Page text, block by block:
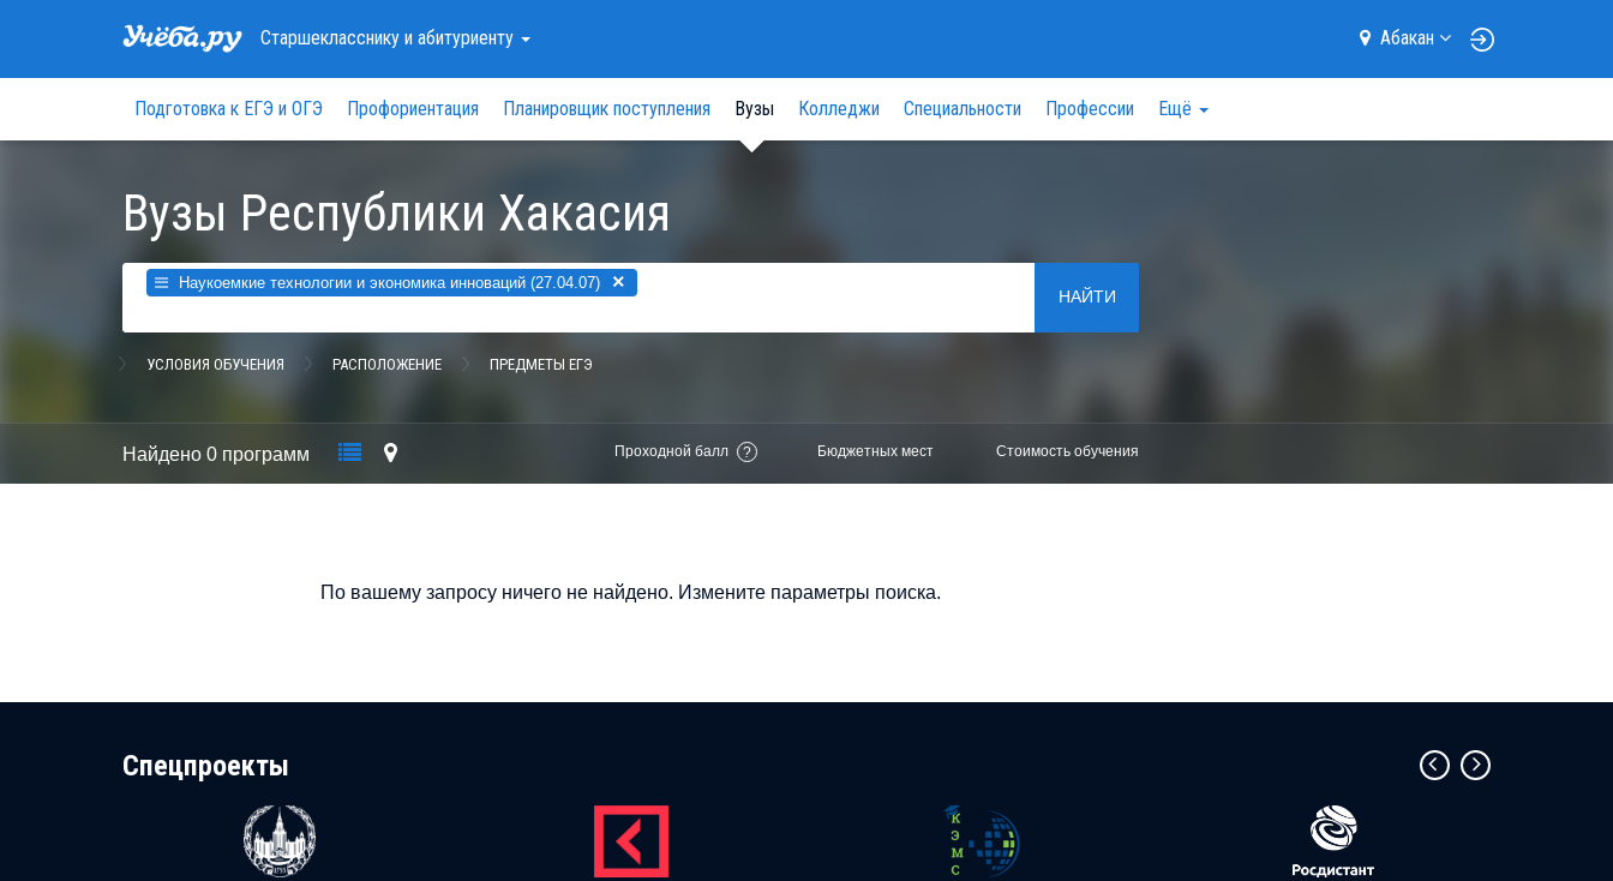
Старшеклассникуи абитуриенту Абакан
Подготовка к ЕГЭ и ОГЭ Профориентация Планировщик поступления Вузы Колледжи Специальности Профессии Ещё
Вузы Республики Хакасия
Наукоемкие технологии и экономика инноваций (27.04.07) ×
НАЙТИ
УСЛОВИЯ ОБУЧЕНИЯ РАСПОЛОЖЕНИЕ ПРЕДМЕТЫ ЕГЭ
Найдено 0 программ Проходной балл ? Бюджетных мест Стоимость обучения
По вашему запросу ничего не найдено. Измените параметры поиска.
Cпецпроекты